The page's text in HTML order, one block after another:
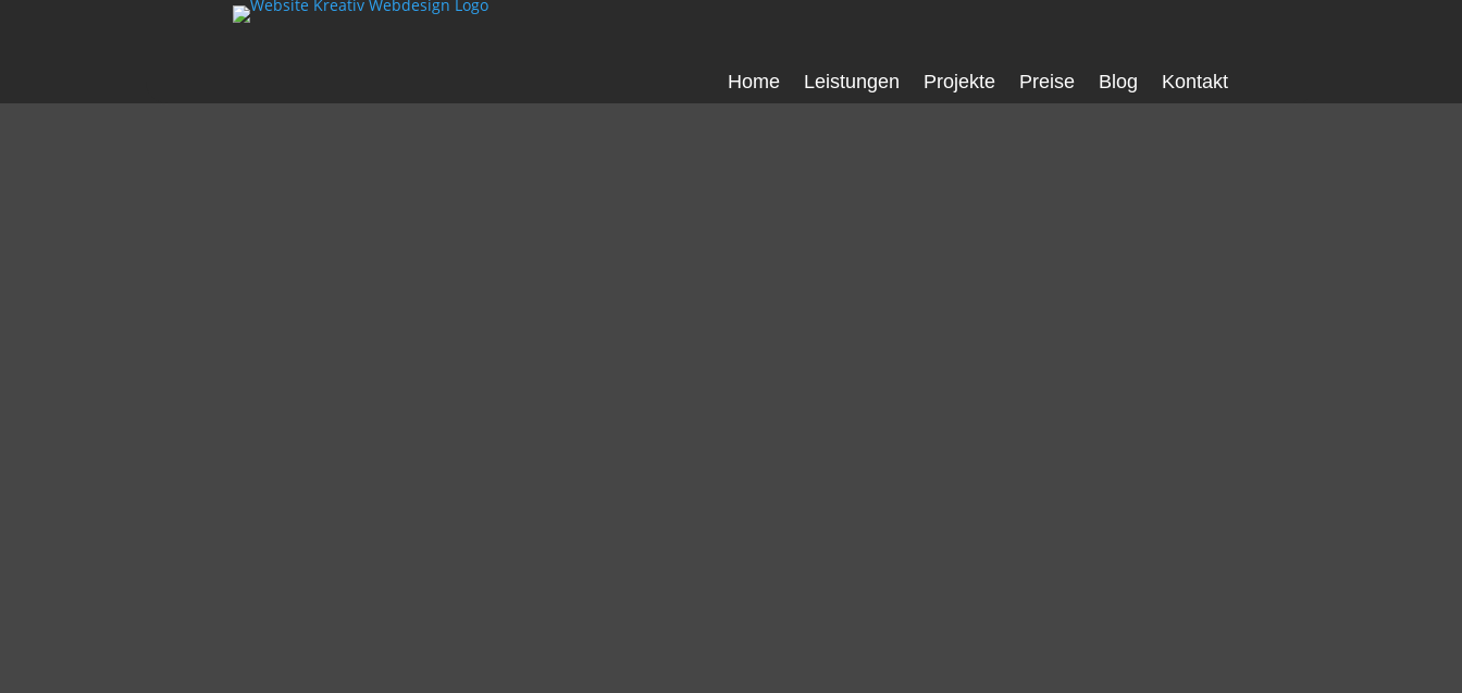
Home Leistungen Projekte Preise Blog Kontakt